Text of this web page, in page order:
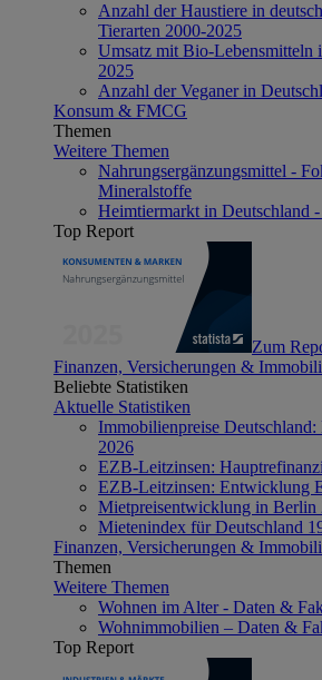
Anzahl der Haustiere in
Tierarten 2000-2025
Umsatz mit Bio-Lebensmitteln
2025
Anzahl der Veganer in
Konsum & FMCG
Themen
Weitere Themen
Nahrungsergänzungsmittel -
Mineralstoffe
Heimtiermarkt in Deutschland
Top Report
Zum
Finanzen, Versicherungen &
Beliebte Statistiken
Aktuelle Statistiken
Immobilienpreise
2026
EZB-Leitzinsen:
EZB-Leitzinsen: Entwicklung
Mietpreisentwicklung in Berlin
Mietenindex für Deutschland
Finanzen, Versicherungen &
Themen
Weitere Themen
Wohnen im Alter - Daten &
Wohnimmobilien – Daten &
Top Report